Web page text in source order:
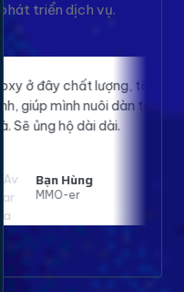
triển dịch vụ.
lượng, tốc độ nhanh, ổn
nuôi dàn tài khoản mượt
dài dài.
er